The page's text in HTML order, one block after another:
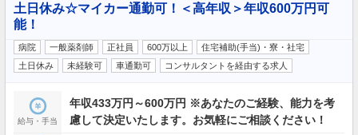
土日休み☆マイカー通勤可！＜高年収＞年収600万円可
能！
病院 一般薬剤師 正社員 600万以上
住宅補助(手当)・寮・社宅
土日休み
未経験可 車通勤可 コンサルタントを経由する求人
給与・手当
年収433万円～600万円 ※あなたのご経験、能力を考
慮して決定いたします。お気軽にご相談ください！